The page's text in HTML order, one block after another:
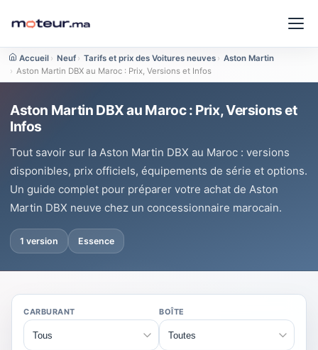
Accueil › Neuf › Tarifs et prix des Voitures neuves › Aston Martin
› Aston Martin DBX au Maroc : Prix, Versions et Infos
Aston Martin DBX au Maroc : Prix, Versions et
Infos
Tout savoir sur la Aston Martin DBX au Maroc : versions
disponibles, prix officiels, équipements de série et options.
Un guide complet pour préparer votre achat de Aston
Martin DBX neuve chez un concessionnaire marocain.
1 version Essence
CARBURANT BOÎTE